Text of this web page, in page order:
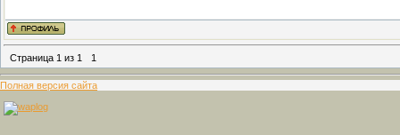
Страница 1 из 1 1
Полная версия сайта